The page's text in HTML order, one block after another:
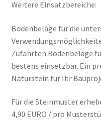
Weitere Einsatzbereiche:
Bodenbeläge für die
Zufahrten Bodenbeläge
bestens einsetzbar. Ein
Naturstein für Ihr
Für die Steinmuster
4,90 EURO / pro